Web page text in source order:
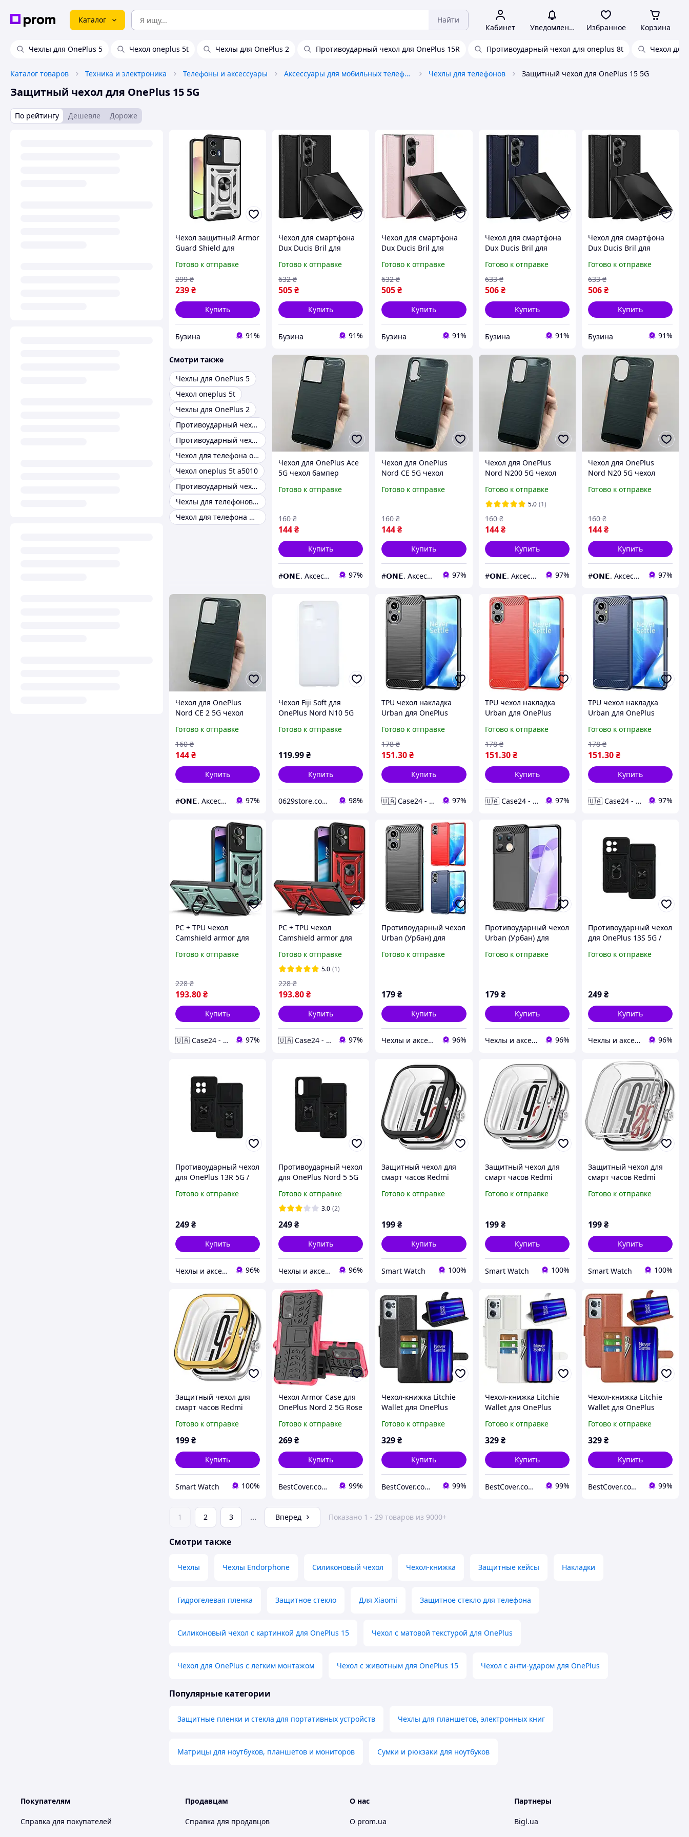
Каталог Найти
Кабинет Уведомления Избранное Корзина
Чехлы для OnePlus 5 Чехол oneplus 5t Чехлы для OnePlus 2 Противоударный чехол для OnePlus 15R Противоударный чехол для oneplus 8t Чехол для
Каталог товаров Техника и электроника Телефоны и аксессуары Аксессуары для мобильных телефонов Чехлы для телефонов Защитный чехол для OnePlus 15 5G
Защитный чехол для OnePlus 15 5G
По рейтингу Дешевле Дороже
Чехол защитный Armor
Guard Shield для
Guard Shield Motorola
G34 5G Silver
противоударный
buzyna
Готово к отправке
239₴
299 ₴
Купить
Бузина 91%
Чехол для смартфона
Dux Ducis Bril для
Black защитный чехол
обложка buzyna
Готово к отправке
505₴
632 ₴
Купить
Бузина 91%
Чехол для смартфона
Dux Ducis Bril для
Pink защитный чехол
обложка buzyna
Готово к отправке
505₴
632 ₴
Купить
Бузина 91%
Чехол для смартфона
Dux Ducis Bril для
Blue защитный чехол
обложка buzyna
Готово к отправке
506 ₴
633 ₴
Купить
Бузина 91%
Чехол для смартфона
Dux Ducis Bril для
Black защитный чехол
обложка buzyna
Готово к отправке
506₴
633 ₴
Купить
Бузина 91%
Смотри также
Чехлы для OnePlus 5
Чехол oneplus 5t
Чехлы для OnePlus 2
Противоударный чехол для OnePlus 15R
Противоударный чехол для oneplus 8t
Чехол для телефона oneplus 3t
Чехол oneplus 5t a5010
Противоударный чехол для oneplus 6t
Чехлы для телефонов oneplus 5
Чехол для телефона OnePlus 15 5G
Чехол для OnePlus Ace
5G чехол бампер
ванплас асе 5г черный
Готово к отправке
144₴
160 ₴
Купить
#𝗢𝗡𝗘. Аксессуары к смартфонам 97%
Чехол для OnePlus
Nord CE 5G чехол
телефон ванплас норд
Готово к отправке
144₴
160 ₴
Купить
#𝗢𝗡𝗘. Аксессуары к смартфонам 97%
Чехол для OnePlus
Nord N200 5G чехол
телефон ванплас норд
н200 5г черный pls
Готово к отправке
5.0 (1)
144 ₴
160 ₴
Купить
#𝗢𝗡𝗘. Аксессуары к смартфонам 97%
Чехол для OnePlus
Nord N20 5G чехол
телефон ванплас норд
Готово к отправке
144₴
160 ₴
Купить
#𝗢𝗡𝗘. Аксессуары к смартфонам 97%
Чехол для OnePlus
Nord CE 2 5G чехол
телефон ванплас норд
се 2 5г черный pls
Готово к отправке
144₴
160 ₴
Купить
#𝗢𝗡𝗘. Аксессуары к смартфонам 97%
Чехол Fiji Soft для
OnePlus Nord N10 5G
прозрачный белый
Готово к отправке
119.99₴
Купить
0629store.com.ua - Интернет магазин чехлов и защитных стекол для смартфонов 98%
TPU чехол накладка
Urban для OnePlus
Готово к отправке
151.30₴
178 ₴
Купить
🇺🇦 Case24 - чохли та аксесуари для смартфонів та планшетів 97%
TPU чехол накладка
Urban для OnePlus
красный
Готово к отправке
151.30 ₴
178 ₴
Купить
🇺🇦 Case24 - чохли та аксесуари для смартфонів та планшетів 97%
TPU чехол накладка
Urban для OnePlus
Готово к отправке
151.30₴
178 ₴
Купить
🇺🇦 Case24 - чохли та аксесуари для смартфонів та планшетів 97%
PC + TPU чехол
Camshield armor для
зеленый
Готово к отправке
193.80₴
228 ₴
Купить
🇺🇦 Case24 - чохли та аксесуари для смартфонів та планшетів 97%
PC + TPU чехол
Camshield armor для
красный
Готово к отправке
5.0 (1)
193.80₴
228 ₴
Купить
🇺🇦 Case24 - чохли та аксесуари для смартфонів та планшетів 97%
Противоударный чехол
Urban (Урбан) для
Готово к отправке
179₴
Купить
Чехлы и аксессуары | Mob4 96%
Противоударный чехол
Urban (Урбан) для
Черный
Готово к отправке
179 ₴
Купить
Чехлы и аксессуары | Mob4 96%
Противоударный чехол
для OnePlus 13S 5G /
Шторка кольцо
Готово к отправке
249₴
Купить
Чехлы и аксессуары | Mob4 96%
Противоударный чехол
для OnePlus 13R 5G /
Антишок Шторка
Готово к отправке
249₴
Купить
Чехлы и аксессуары | Mob4 96%
Противоударный чехол
для OnePlus Nord 5 5G
кольцо Черный
Готово к отправке
3.0 (2)
249₴
Купить
Чехлы и аксессуары | Mob4 96%
Защитный чехол для
смарт часов Redmi
Готово к отправке
199₴
Купить
Smart Watch 100%
Защитный чехол для
смарт часов Redmi
Готово к отправке
199 ₴
Купить
Smart Watch 100%
Защитный чехол для
смарт часов Redmi
Готово к отправке
199₴
Купить
Smart Watch 100%
Защитный чехол для
смарт часов Redmi
Готово к отправке
199₴
Купить
Smart Watch 100%
Чехол Armor Case для
OnePlus Nord 2 5G Rose
Готово к отправке
269₴
Купить
BestCover.com.ua 99%
Чехол-книжка Litchie
Wallet для OnePlus
Готово к отправке
329₴
Купить
BestCover.com.ua 99%
Чехол-книжка Litchie
Wallet для OnePlus
Готово к отправке
329 ₴
Купить
BestCover.com.ua 99%
Чехол-книжка Litchie
Wallet для OnePlus
Готово к отправке
329₴
Купить
BestCover.com.ua 99%
1 2 3 ... Вперед Показано 1 - 29 товаров из 9000+
Смотри также
Чехлы Чехлы Endorphone Силиконовый чехол Чехол-книжка Защитные кейсы Накладки
Гидрогелевая пленка Защитное стекло Для Xiaomi Защитное стекло для телефона
Силиконовый чехол с картинкой для OnePlus 15 Чехол с матовой текстурой для OnePlus
Чехол для OnePlus с легким монтажом Чехол с животным для OnePlus 15 Чехол с анти-ударом для OnePlus
Популярные категории
Защитные пленки и стекла для портативных устройств Чехлы для планшетов, электронных книг
Матрицы для ноутбуков, планшетов и мониторов Сумки и рюкзаки для ноутбуков
Покупателям
Справка для покупателей
Продавцам
Справка для продавцов
О нас
О prom.ua
Партнеры
Bigl.ua